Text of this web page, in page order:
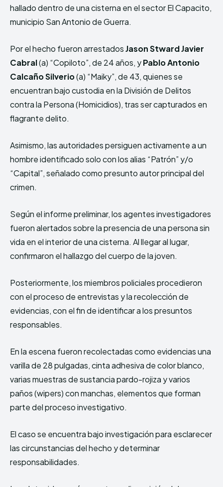
hallado dentro de una cisterna en el sector El Capacito,
municipio San Antonio de Guerra.
Por el hecho fueron arrestadosJason Stward Javier
Cabral(a) “Copiloto”, de 24 años, yPablo Antonio
Calcaño Silverio(a) “Maiky”, de 43, quienes se
encuentran bajo custodia en la División de Delitos
contra la Persona (Homicidios), tras ser capturados en
flagrante delito.
Asimismo, las autoridades persiguen activamente a un
hombre identificado solo con los alias “Patrón” y/o
“Capital”, señalado como presunto autor principal del
crimen.
Según el informe preliminar, los agentes investigadores
fueron alertados sobre la presencia de una persona sin
vida en el interior de una cisterna. Al llegar al lugar,
confirmaron el hallazgo del cuerpo de la joven.
Posteriormente, los miembros policiales procedieron
con el proceso de entrevistas y la recolección de
evidencias, con el fin de identificar a los presuntos
responsables.
En la escena fueron recolectadas como evidencias una
varilla de 28 pulgadas, cinta adhesiva de color blanco,
varias muestras de sustancia pardo-rojiza y varios
paños (wipers) con manchas, elementos que forman
parte del proceso investigativo.
El caso se encuentra bajo investigación para esclarecer
las circunstancias del hecho y determinar
responsabilidades.